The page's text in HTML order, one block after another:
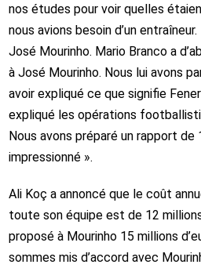
nos études pour voir quelles
nous avions besoin d’un
José Mourinho. Mario Branco a
à José Mourinho. Nous lui avons
avoir expliqué ce que signifie
expliqué les opérations
Nous avons préparé un rapport
impressionné ».
Ali Koç a annoncé que le coût
toute son équipe est de 12 millions
proposé à Mourinho 15 millions
sommes mis d’accord avec